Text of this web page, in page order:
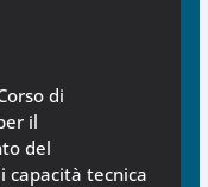
di
il
del
capacità tecnica